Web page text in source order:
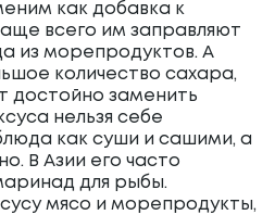
как добавка к
всего им заправляют
из морепродуктов. А
количество сахара,
достойно заменить
нельзя себе
как суши и сашими, а
В Азии его часто
для рыбы.
мясо и морепродукты,